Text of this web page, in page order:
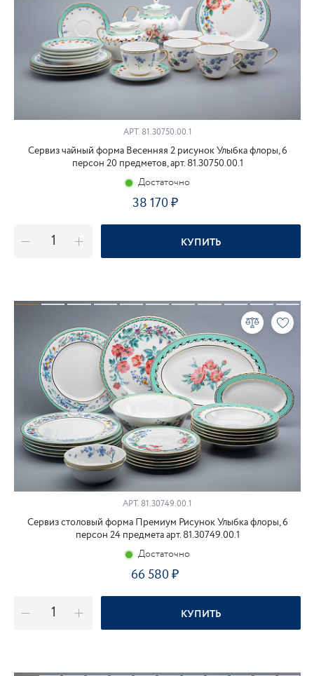
АРТ.81.30750.00.1
Сервиз чайный форма Весенняя 2 рисунок Улыбка флоры, 6
персон 20 предметов, арт. 81.30750.00.1
Достаточно
38 170
КУПИТЬ
АРТ. 81.30749.00.1
Сервиз столовый форма Премиум Рисунок Улыбка флоры, 6
персон 24 предмета арт. 81.30749.00.1
Достаточно
66 580
КУПИТЬ